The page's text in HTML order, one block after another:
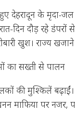
देहरादून के मृदा-
दिन दौड़ रहे डंपरों
खुश। राज्य खजाने
का सख्ती से पालन
की मुश्किलें
माफिया पर नजर,